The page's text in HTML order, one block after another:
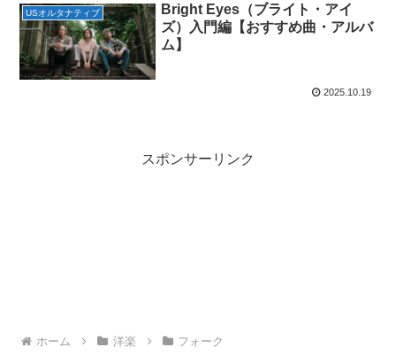
USオルタナティブ
Bright Eyes（ブライト・アイ
ズ）入門編【おすすめ曲・アルバ
ム】
2025.10.19
スポンサーリンク
ホーム 洋楽 フォーク